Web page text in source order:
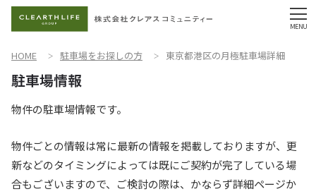
HOME 駐車場をお探しの方 東京都港区の月極駐車場詳細
物件の駐車場情報です。
物件ごとの情報は常に最新の情報を掲載しておりますが、更
新などのタイミングによっては既にご契約が完了している場
合もございますので、ご検討の際は、かならず詳細ページか